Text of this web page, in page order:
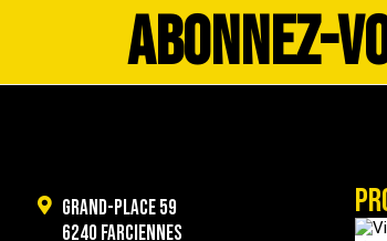
ABONNEZ-
Grand-Place 59
6240 Farciennes